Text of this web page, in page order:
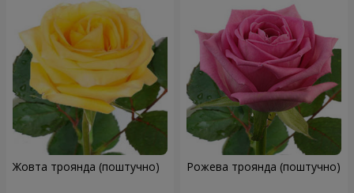
Жовта троянда (поштучно) Рожева троянда (поштучно)